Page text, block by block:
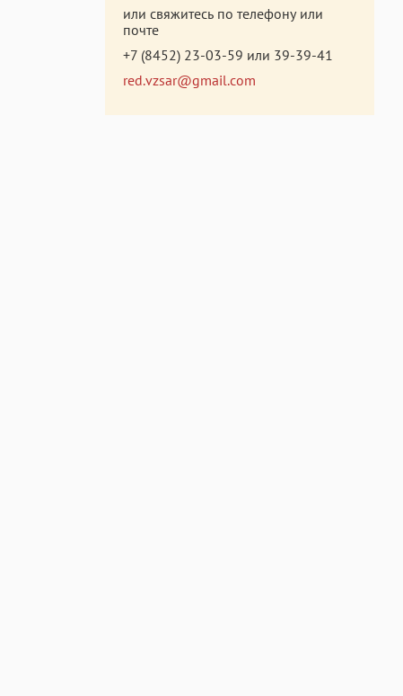
или свяжитесь по телефону или
почте
+7 (8452) 23-03-59 или 39-39-41
red.vzsar@gmail.com